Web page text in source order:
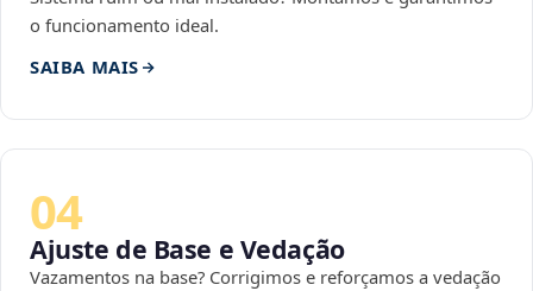
o funcionamento ideal.
SAIBA MAIS
04
Ajuste de Base e Vedação
Vazamentos na base? Corrigimos e reforçamos a vedação